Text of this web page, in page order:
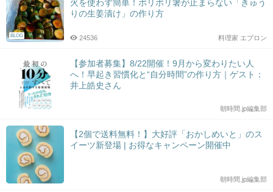
BLOG
火を使わず簡単！ポリポリ箸が止まらない「きゅう
りの生姜漬け」の作り方
料理家 エプロン
24536
【参加者募集】8/22開催！9月から変わりたい人
へ！早起き習慣化と“自分時間”の作り方｜ゲスト：
井上皓史さん
朝時間.jp編集部
【2個で送料無料！】大好評「おかしめいと」のス
イーツ新登場 | お得なキャンペーン開催中
朝時間.jp編集部